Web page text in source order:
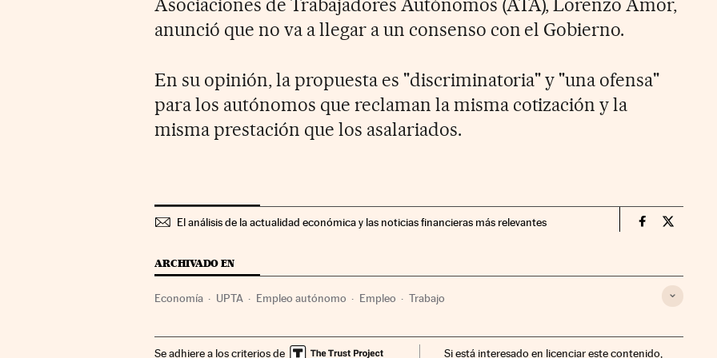
anunció que no va a llegar a un consenso con el Gobierno.
En su opinión, la propuesta es "discriminatoria" y "una ofensa"
para los autónomos que reclaman la misma cotización y la
misma prestación que los asalariados.
El análisis de la actualidad económica y las noticias financieras más relevantes Economia
ARCHIVADO EN
Economía UPTA Empleo autónomo Empleo Trabajo
Se adhiere a los criterios de Si está interesado en licenciar este contenido,